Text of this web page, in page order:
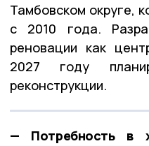
Тамбовском округе,
с 2010 года.
реновации как
2027 году
реконструкции.
— Потребность в